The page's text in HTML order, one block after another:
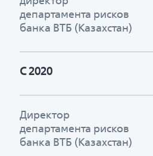
департамента рисков
банка ВТБ (Казахстан)
С 2020
Директор
департамента рисков
банка ВТБ (Казахстан)